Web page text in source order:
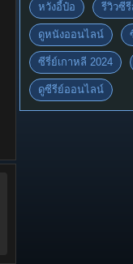
หวังอี้ป๋อ รีวิวซี
ดูหนังออนไลน์
ซีรี่ย์เกาหลี 2024
ดูซีรีย์ออนไลน์